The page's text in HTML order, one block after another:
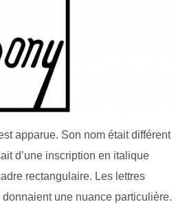
apparue. Son nom était différent
d’une inscription en italique
rectangulaire. Les lettres
une nuance particulière.